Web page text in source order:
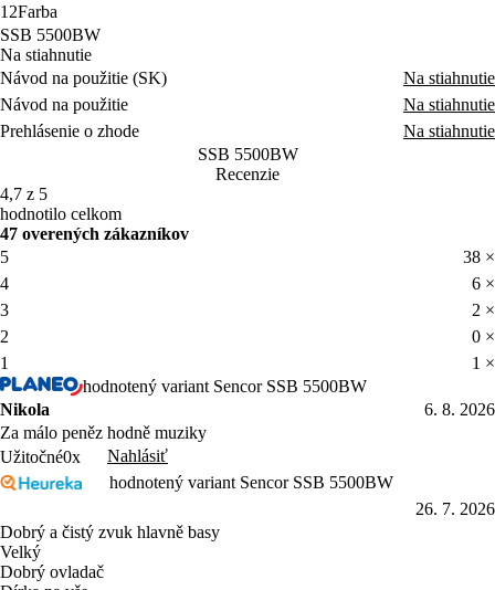
12Farba
SSB 5500BW
Na stiahnutie
Návod na použitie (SK)
Na stiahnutie
Návod na použitie
Na stiahnutie
Prehlásenie o zhode
Na stiahnutie
SSB 5500BW
Recenzie
4,7 z 5
hodnotilo celkom
47 overených zákazníkov
5
38 ×
4
6 ×
3
2 ×
2
0 ×
1
1 ×
hodnotený variant Sencor SSB 5500BW
Nikola
6. 8. 2026
Za málo peněz hodně muziky
Užitočné0x
Nahlásiť
hodnotený variant Sencor SSB 5500BW
26. 7. 2026
Dobrý a čistý zvuk hlavně basy
Velký
Dobrý ovladač